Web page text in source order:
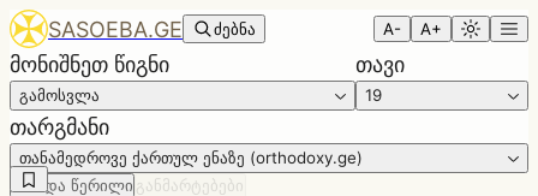
SASOEBA.GE ძებნა A- A+
მონიშნეთ წიგნი
გამოსვლა
თავი
19
თარგმანი
თანამედროვე ქართულ ენაზე (orthodoxy.ge)
წმინდა წერილი განმარტებები